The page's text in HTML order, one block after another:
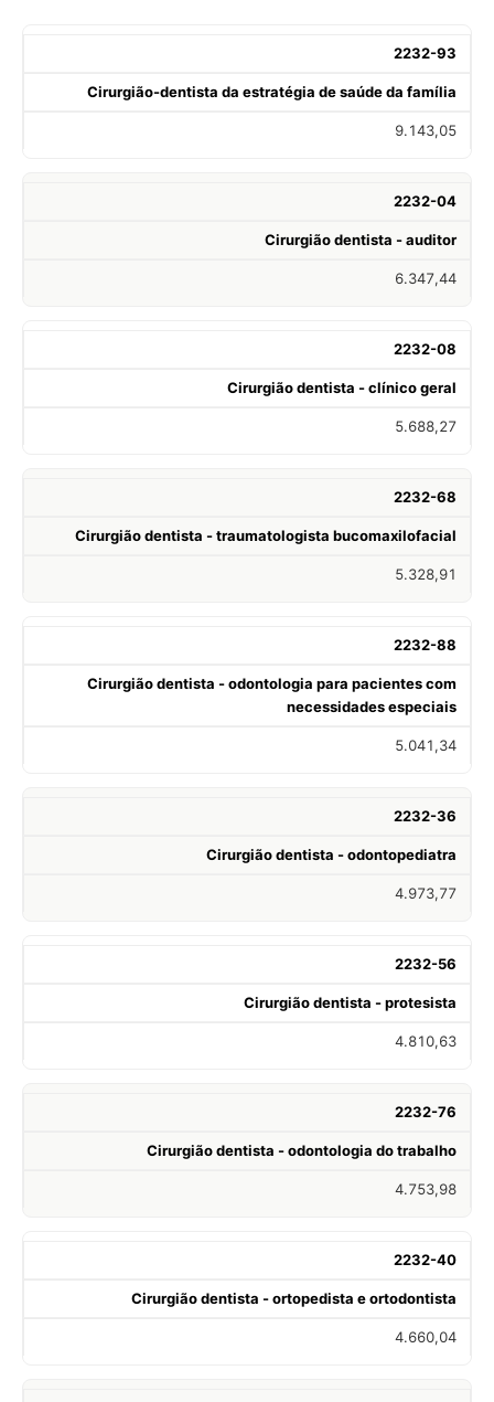
2232-93
Cirurgião-dentista da estratégia de saúde da família
9.143,05
2232-04
Cirurgião dentista - auditor
6.347,44
2232-08
Cirurgião dentista - clínico geral
5.688,27
2232-68
Cirurgião dentista - traumatologista bucomaxilofacial
5.328,91
2232-88
Cirurgião dentista - odontologia para pacientes com
necessidades especiais
5.041,34
2232-36
Cirurgião dentista - odontopediatra
4.973,77
2232-56
Cirurgião dentista - protesista
4.810,63
2232-76
Cirurgião dentista - odontologia do trabalho
4.753,98
2232-40
Cirurgião dentista - ortopedista e ortodontista
4.660,04